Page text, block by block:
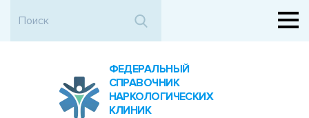
ФЕДЕРАЛЬНЫЙ
СПРАВОЧНИК
НАРКОЛОГИЧЕСКИХ
КЛИНИК